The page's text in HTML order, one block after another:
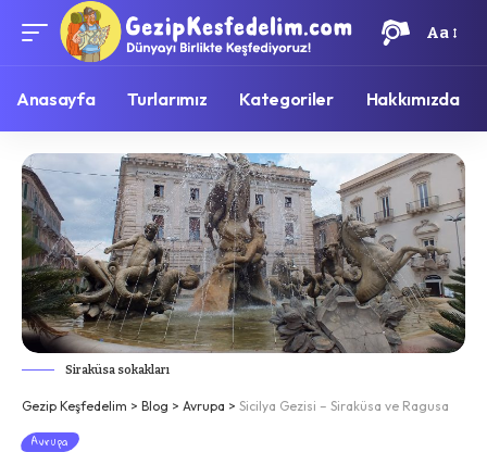
Aa
Anasayfa Turlarımız Kategoriler Hakkımızda
Siraküsa sokakları
Gezip Keşfedelim > Blog > Avrupa > Sicilya Gezisi – Siraküsa ve Ragusa
Avrupa